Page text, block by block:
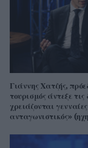
Γιάννης Χατζής,
τουρισμός άντεξε τις
χρειάζονται
ανταγωνιστικός»